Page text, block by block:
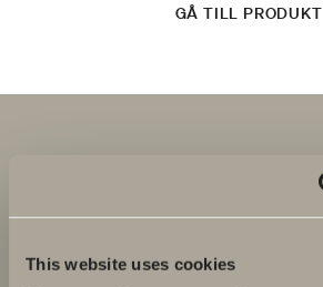
This website uses cookies
GÅ TILL PRODUKT